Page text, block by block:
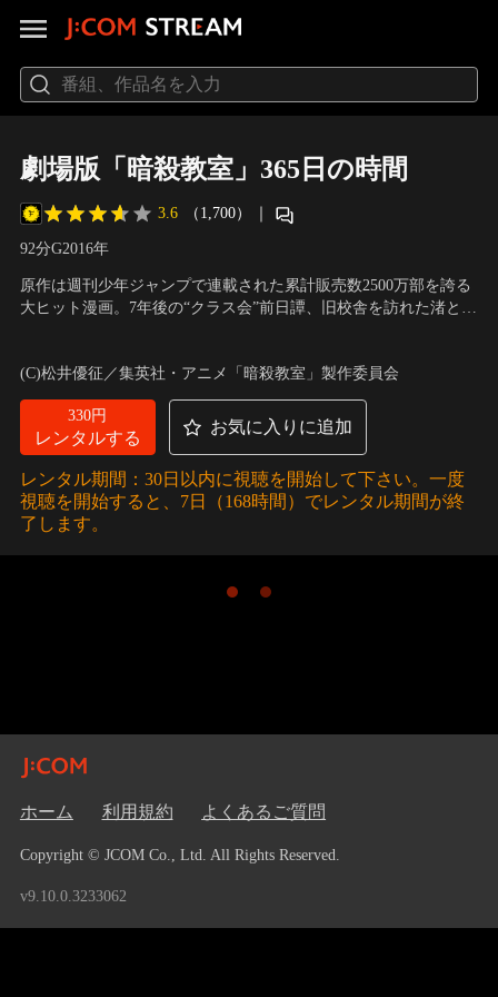
劇場版「暗殺教室」365日の時間
3.6 （1,700） ｜
92分G2016年
原作は週刊少年ジャンプで連載された累計販売数2500万部を誇る
大ヒット漫画。7年後の“クラス会”前日譚、旧校舎を訪れた渚と業
となった生徒たちと、暗殺対象ターゲットの教師。この奇妙な絆
が結ぶ、「命」を賭けた卒業までの1年間の物語。
督：岸誠二
(C)松井優征／集英社・アニメ「暗殺教室」製作委員会
330円
レンタルする
お気に入りに追加
レンタル期間：30日以内に視聴を開始して下さい。一度
視聴を開始すると、7日（168時間）でレンタル期間が終
了します。
ホーム 利用規約 よくあるご質問
Copyright © JCOM Co., Ltd. All Rights Reserved.
v9.10.0.3233062